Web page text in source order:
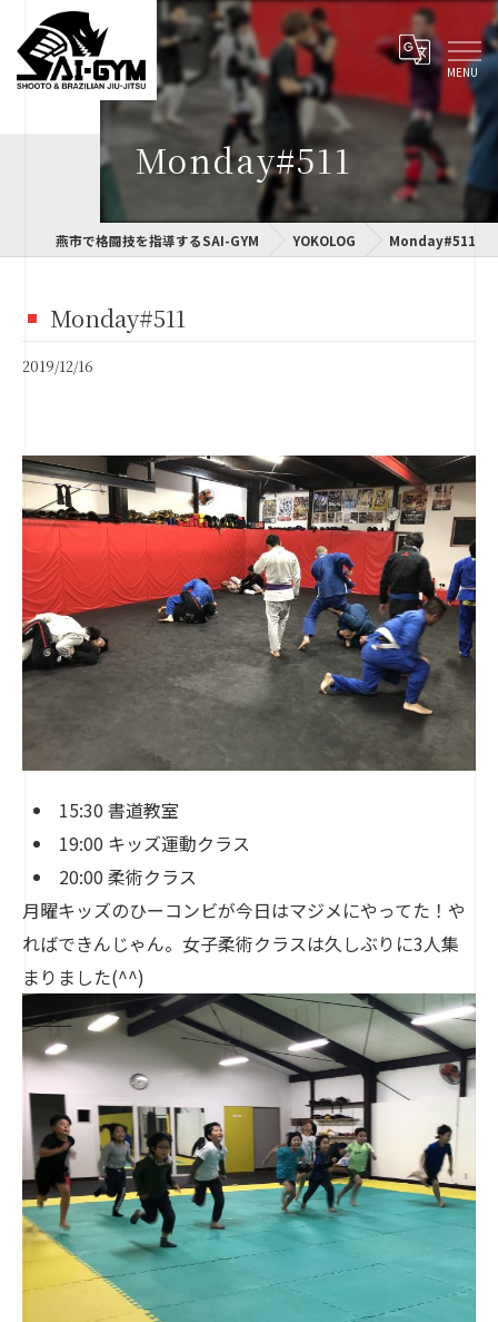
Monday#511
燕市で格闘技を指導するSAI-GYM YOKOLOG Monday#511
Monday#511
2019/12/16
15:30 書道教室
19:00 キッズ運動クラス
20:00 柔術クラス
月曜キッズのひーコンビが今日はマジメにやってた！や
ればできんじゃん。女子柔術クラスは久しぶりに3人集
まりました(^^)